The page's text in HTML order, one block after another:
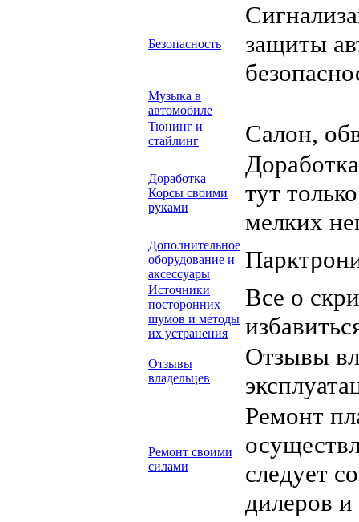
Безопасность
защиты
Музыка в
автомобиле
Тюнинг и
стайлинг
Салон,
Доработка
Корсы своими
руками
тут
мелких
Дополнительное
оборудование и
аксессуары
Источники
посторонних
шумов и методы
их устранения
Все о
Отзывы
владельцев
Отзывы
Ремонт своими
силами
Ремонт
следует
дилеров и